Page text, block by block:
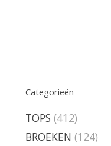
Categorieën
TOPS (412)
BROEKEN (124)